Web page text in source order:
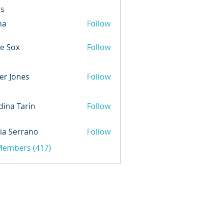
Follow
Sox Follow
Jones Follow
Tarin Follow
Serrano
Follow
(417)